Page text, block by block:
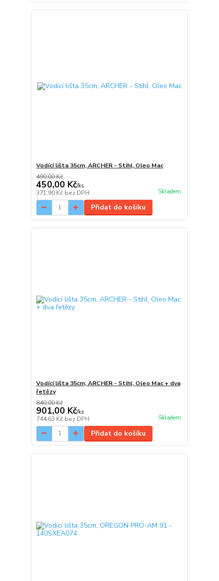
Vodící lišta 35cm, ARCHER - Stihl, Oleo Mac
490,00 Kč
450,00 Kč/ks
371,90 Kč bez DPH Skladem
Přidat do košíku
Vodící lišta 35cm, ARCHER - Stihl, Oleo Mac + dva
řetězy
840,00 Kč
901,00 Kč/ks
744,63 Kč bez DPH Skladem
Přidat do košíku